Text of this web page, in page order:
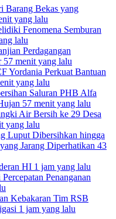
Barang Bekas yang
yang lalu
Fenomena Semburan
lalu
Perdagangan
57 menit yang lalu
Yordania Perkuat Bantuan
yang lalu
Saluran PHB Alfa
57 menit yang lalu
Air Bersih ke 29 Desa
yang lalu
Luput Dibersihkan hingga
Jarang Diperhatikan 43
HI 1 jam yang lalu
Penanganan
Kebakaran Tim RSB
1 jam yang lalu